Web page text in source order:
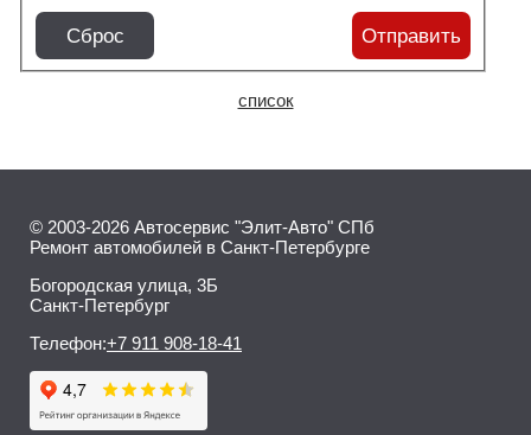
Сброс Отправить
список
© 2003-2026 Автосервис "Элит-Авто" СПб
Ремонт автомобилей в Санкт-Петербурге
Богородская улица, 3Б
Санкт-Петербург
Телефон:+7 911 908-18-41